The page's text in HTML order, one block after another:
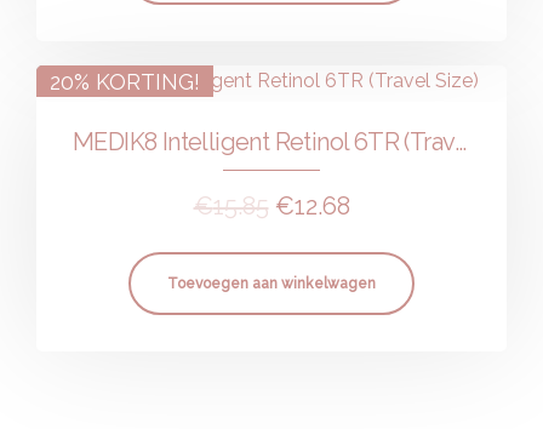
20% KORTING!
MEDIK8 Intelligent Retinol 6TR (Travel Size)
€15.85 €12.68
Toevoegen aan winkelwagen